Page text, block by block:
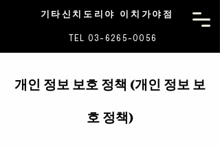
기타신치도리야 이치가야점
TEL 03-6265-0056
개인 정보 보호 정책 (개인 정보 보
호 정책)